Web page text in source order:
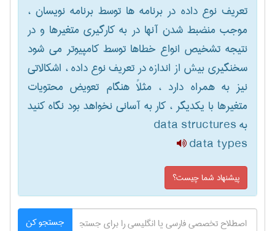
تعریف نوع داده در برنامه ها توسط برنامه نویسان ،
موجب منضبط شدن آنها در به کارگیری متغیرها و در
نتیجه تشخیص انواع خطاها توسط کامپیوتر می شود
سخنگیری بیش از اندازه در تعریف نوع داده ، اشکالاتی
نیز به همراه دارد ، مثلاً هنگام تعویض محتویات
متغیرها با یکدیگر ، کار به آسانی نخواهد بود نگاه کنید
به data structures
data types
پیشنهاد شما چیست؟
جستجو کن